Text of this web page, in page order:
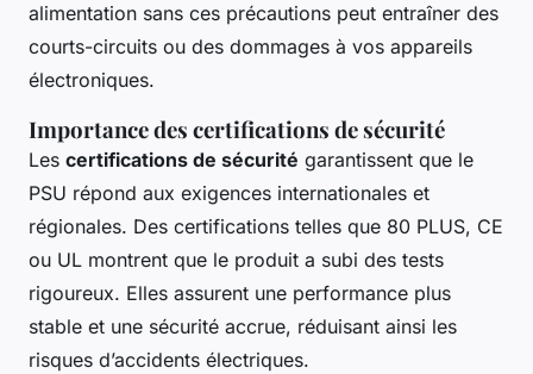
alimentation sans ces précautions peut entraîner des
courts-circuits ou des dommages à vos appareils
électroniques.
Importance des certifications de sécurité
Les certifications de sécurité garantissent que le
PSU répond aux exigences internationales et
régionales. Des certifications telles que 80 PLUS, CE
ou UL montrent que le produit a subi des tests
rigoureux. Elles assurent une performance plus
stable et une sécurité accrue, réduisant ainsi les
risques d’accidents électriques.